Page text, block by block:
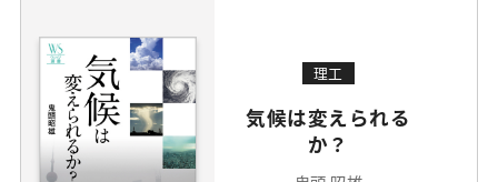
理工
気候は変えられる
か？